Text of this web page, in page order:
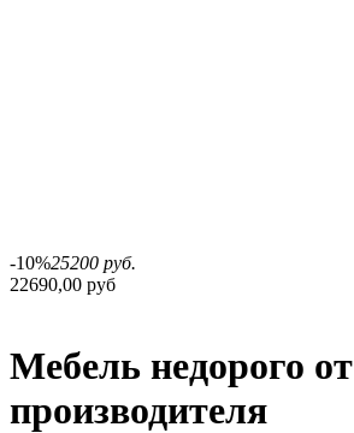
-10%25200 руб.
22690,00 руб
Мебель недорого от
производителя